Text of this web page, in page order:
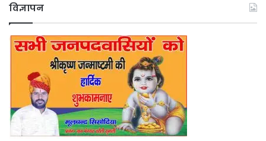
विज्ञापन